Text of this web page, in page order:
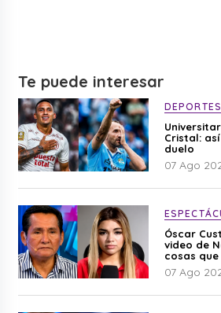
Te puede interesar
DEPORTES
Cristal:
duelo
07 Ago
Óscar
video de
cosas
editado”
07 Ago